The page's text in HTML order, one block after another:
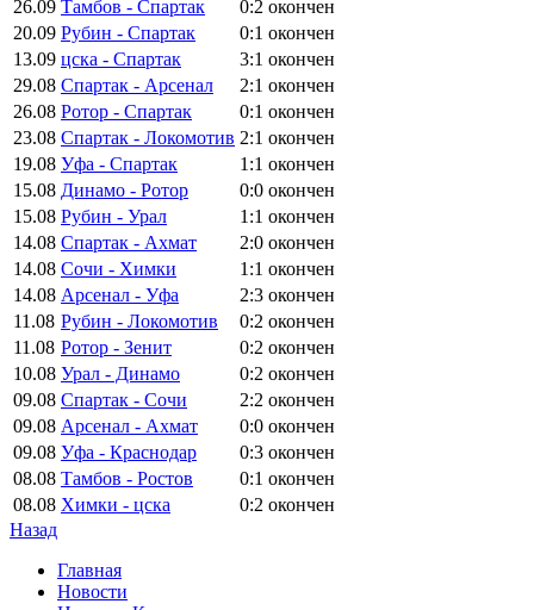
26.09 Тамбов - Спартак 0:2 окончен
20.09 Рубин - Спартак 0:1 окончен
13.09 цска - Спартак 3:1 окончен
29.08 Спартак - Арсенал 2:1 окончен
26.08 Ротор - Спартак 0:1 окончен
23.08 Спартак - Локомотив 2:1 окончен
19.08 Уфа - Спартак 1:1 окончен
15.08 Динамо - Ротор 0:0 окончен
15.08 Рубин - Урал 1:1 окончен
14.08 Спартак - Ахмат 2:0 окончен
14.08 Сочи - Химки 1:1 окончен
14.08 Арсенал - Уфа 2:3 окончен
11.08 Рубин - Локомотив 0:2 окончен
11.08 Ротор - Зенит 0:2 окончен
10.08 Урал - Динамо 0:2 окончен
09.08 Спартак - Сочи 2:2 окончен
09.08 Арсенал - Ахмат 0:0 окончен
09.08 Уфа - Краснодар 0:3 окончен
08.08 Тамбов - Ростов 0:1 окончен
08.08 Химки - цска 0:2 окончен
Назад
Главная
Новости